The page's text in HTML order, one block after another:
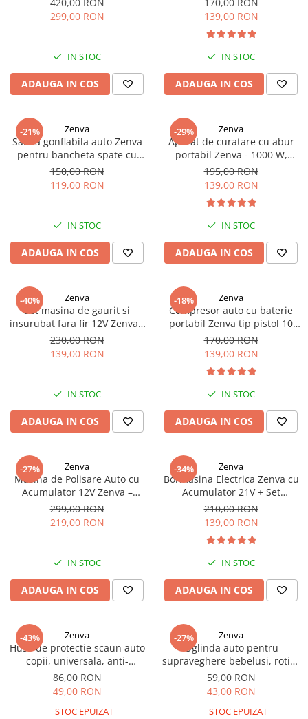
Accesorii pentru fetite
Jucarii Baieti
Arme de jucarie
Trenuri si Trenulete
Vehicule
Figurine
Jucarii Bebelusi
Jucarii de Baie
Jucarii De Plus
Puzzle
Scoala si Gradinita
Ingrijire Personala
Aparate pentru manichiura-
Dermato-Cosmetice
Ingrijirea Tenului
Orteze
Modelare Corporala
Articole Animale - Pet Shop
Accesorii Auto
Diagnosticare
Sparkle Girlz
Zenva
Unicorn Academy
X-SHOT
Zenva-Auto
Lanard Toys
Ion si trusa completa de
420,00 RON
299,00 RON
IN STOC
ADAUGA IN COS
170,00 RON
139,00 RON
IN STOC
ADAUGA IN COS
-21% Zenva
Saltea gonflabila auto Zenva
pentru bancheta spate cu
pompa electrica 135 cm x 85
cm, Crem
150,00 RON
119,00 RON
IN STOC
ADAUGA IN COS
-29% Zenva
Aparat de curatare cu abur
portabil Zenva - 1000 W,
presiune inalta,
multifunctional
195,00 RON
139,00 RON
IN STOC
ADAUGA IN COS
-40% Zenva
Set masina de gaurit si
insurubat fara fir 12V Zenva -
Cuplu puternic, 2 viteze, LED
si 2 acumulatori
230,00 RON
139,00 RON
IN STOC
ADAUGA IN COS
-18% Zenva
Compresor auto cu baterie
portabil Zenva tip pistol 10
bari/150 PSI - Pompa de aer
digitala multifunctionala
170,00 RON
139,00 RON
IN STOC
ADAUGA IN COS
-27% Zenva
Masina de Polisare Auto cu
Acumulator 12V Zenva –
Profesionala, Reglabila,
Portabila
299,00 RON
219,00 RON
IN STOC
ADAUGA IN COS
-34% Zenva
Bormasina Electrica Zenva cu
Acumulator 21V + Set
Profesional de Scule - 2
Baterii Incluse
210,00 RON
139,00 RON
IN STOC
ADAUGA IN COS
-43% Zenva
Husa de protectie scaun auto
copii, universala, anti-
alunecare, impermeabila, cu
buzunare, neagra, protectie
86,00 RON
49,00 RON
STOC EPUIZAT
-27% Zenva
Oglinda auto pentru
supraveghere bebelusi, rotire
360 grade, fixare tetiera,
25.5x17.5 cm Zenva
59,00 RON
43,00 RON
STOC EPUIZAT